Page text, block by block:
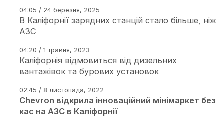
04:05 / 24 березня, 2025
В Каліфорнії зарядних станцій стало більше, ніж
АЗС
04:20 / 1 травня, 2023
Каліфорнія відмовиться від дизельних
вантажівок та бурових установок
02:45 / 8 листопада, 2022
Chevron відкрила інноваційний мінімаркет без
кас на АЗС в Каліфорнії